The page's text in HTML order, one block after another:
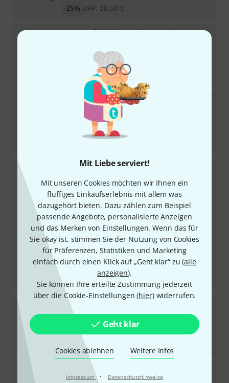
Mit Liebe serviert!
Mit unseren Cookies möchten wir Ihnen ein
fluffiges Einkaufserlebnis mit allem was
dazugehört bieten. Dazu zählen zum Beispiel
passende Angebote, personalisierte Anzeigen
und das Merken von Einstellungen. Wenn das für
Sie okay ist, stimmen Sie der Nutzung von Cookies
für Präferenzen, Statistiken und Marketing
einfach durch einen Klick auf „Geht klar“ zu (alle
anzeigen).
Sie können Ihre erteilte Zustimmung jederzeit
über die Cookie-Einstellungen (hier) widerrufen.
Geht klar
Cookies ablehnen Weitere Infos
Impressum · Datenschutzhinweise
UVP: 38,50 €
-25%
PuresoundS1230 Super 30 Wires 12/30
Sofort lieferbar
UVP:51 €
Puresound P1220 Custom Wires 12/20
16
Sofort lieferbar
PuresoundT1420 Twisted Wires 14/20
Sofort lieferbar
44€
UVP:63,50 €
-31%
PF1416 Vintage Series
Sofort lieferbar
58€
UVP:76,50 €
Puresound P1216 Custom Wires 12/16
21
Sofort lieferbar
28,90€
UVP:
Puresound